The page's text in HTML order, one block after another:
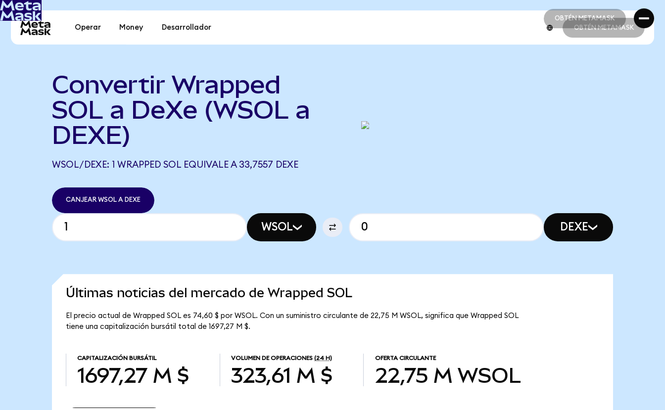
OBTÉN METAMASK
OBTÉN METAMASK
Operar Money Desarrollador OBTÉN METAMASK
Convertir Wrapped
SOL a DeXe (WSOL a
DEXE)
WSOL/DEXE: 1 WRAPPED SOL EQUIVALE A 33,7557 DEXE
CANJEAR WSOL A DEXE
WSOL DEXE
Últimas noticias del mercado de Wrapped SOL
El precio actual de Wrapped SOL es 74,60 $ por WSOL. Con un suministro circulante de 22,75 M WSOL, significa que Wrapped SOL
tiene una capitalización bursátil total de 1697,27 M $.
CAPITALIZACIÓN BURSÁTIL
1697,27 M $
VOLUMEN DE OPERACIONES (24 H)
323,61 M $
OFERTA CIRCULANTE
22,75 M WSOL